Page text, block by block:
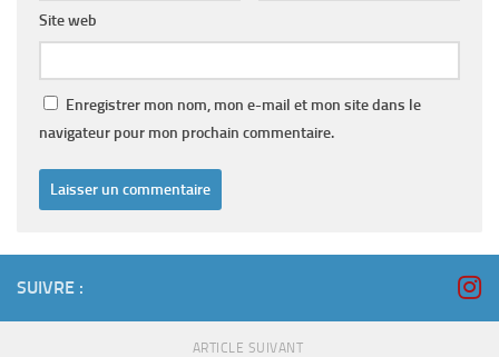
Site web
Enregistrer mon nom, mon e-mail et mon site dans le
navigateur pour mon prochain commentaire.
SUIVRE :
ARTICLE SUIVANT